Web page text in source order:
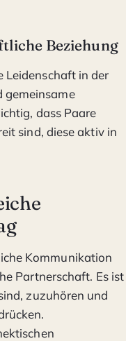
Beziehung
Leidenschaft in der
gemeinsame
dass Paare
sind, diese aktiv in
Kommunikation
Partnerschaft. Es ist
zuzuhören und